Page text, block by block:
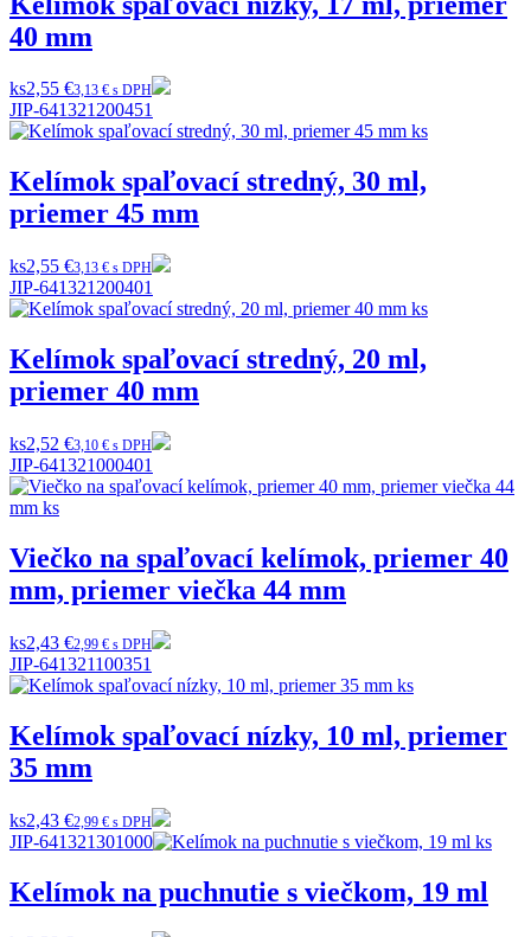
40 mm
ks2,55 €3,13 € s DPH
JIP-641321200451
Kelímok spaľovací stredný, 30 ml,
priemer 45 mm
ks2,55 €3,13 € s DPH
JIP-641321200401
Kelímok spaľovací stredný, 20 ml,
priemer 40 mm
ks2,52 €3,10 € s DPH
JIP-641321000401
Viečko na spaľovací kelímok, priemer 40
mm, priemer viečka 44 mm
ks2,43 €2,99 € s DPH
JIP-641321100351
Kelímok spaľovací nízky, 10 ml, priemer
35 mm
ks2,43 €2,99 € s DPH
JIP-641321301000
Kelímok na puchnutie s viečkom, 19 ml